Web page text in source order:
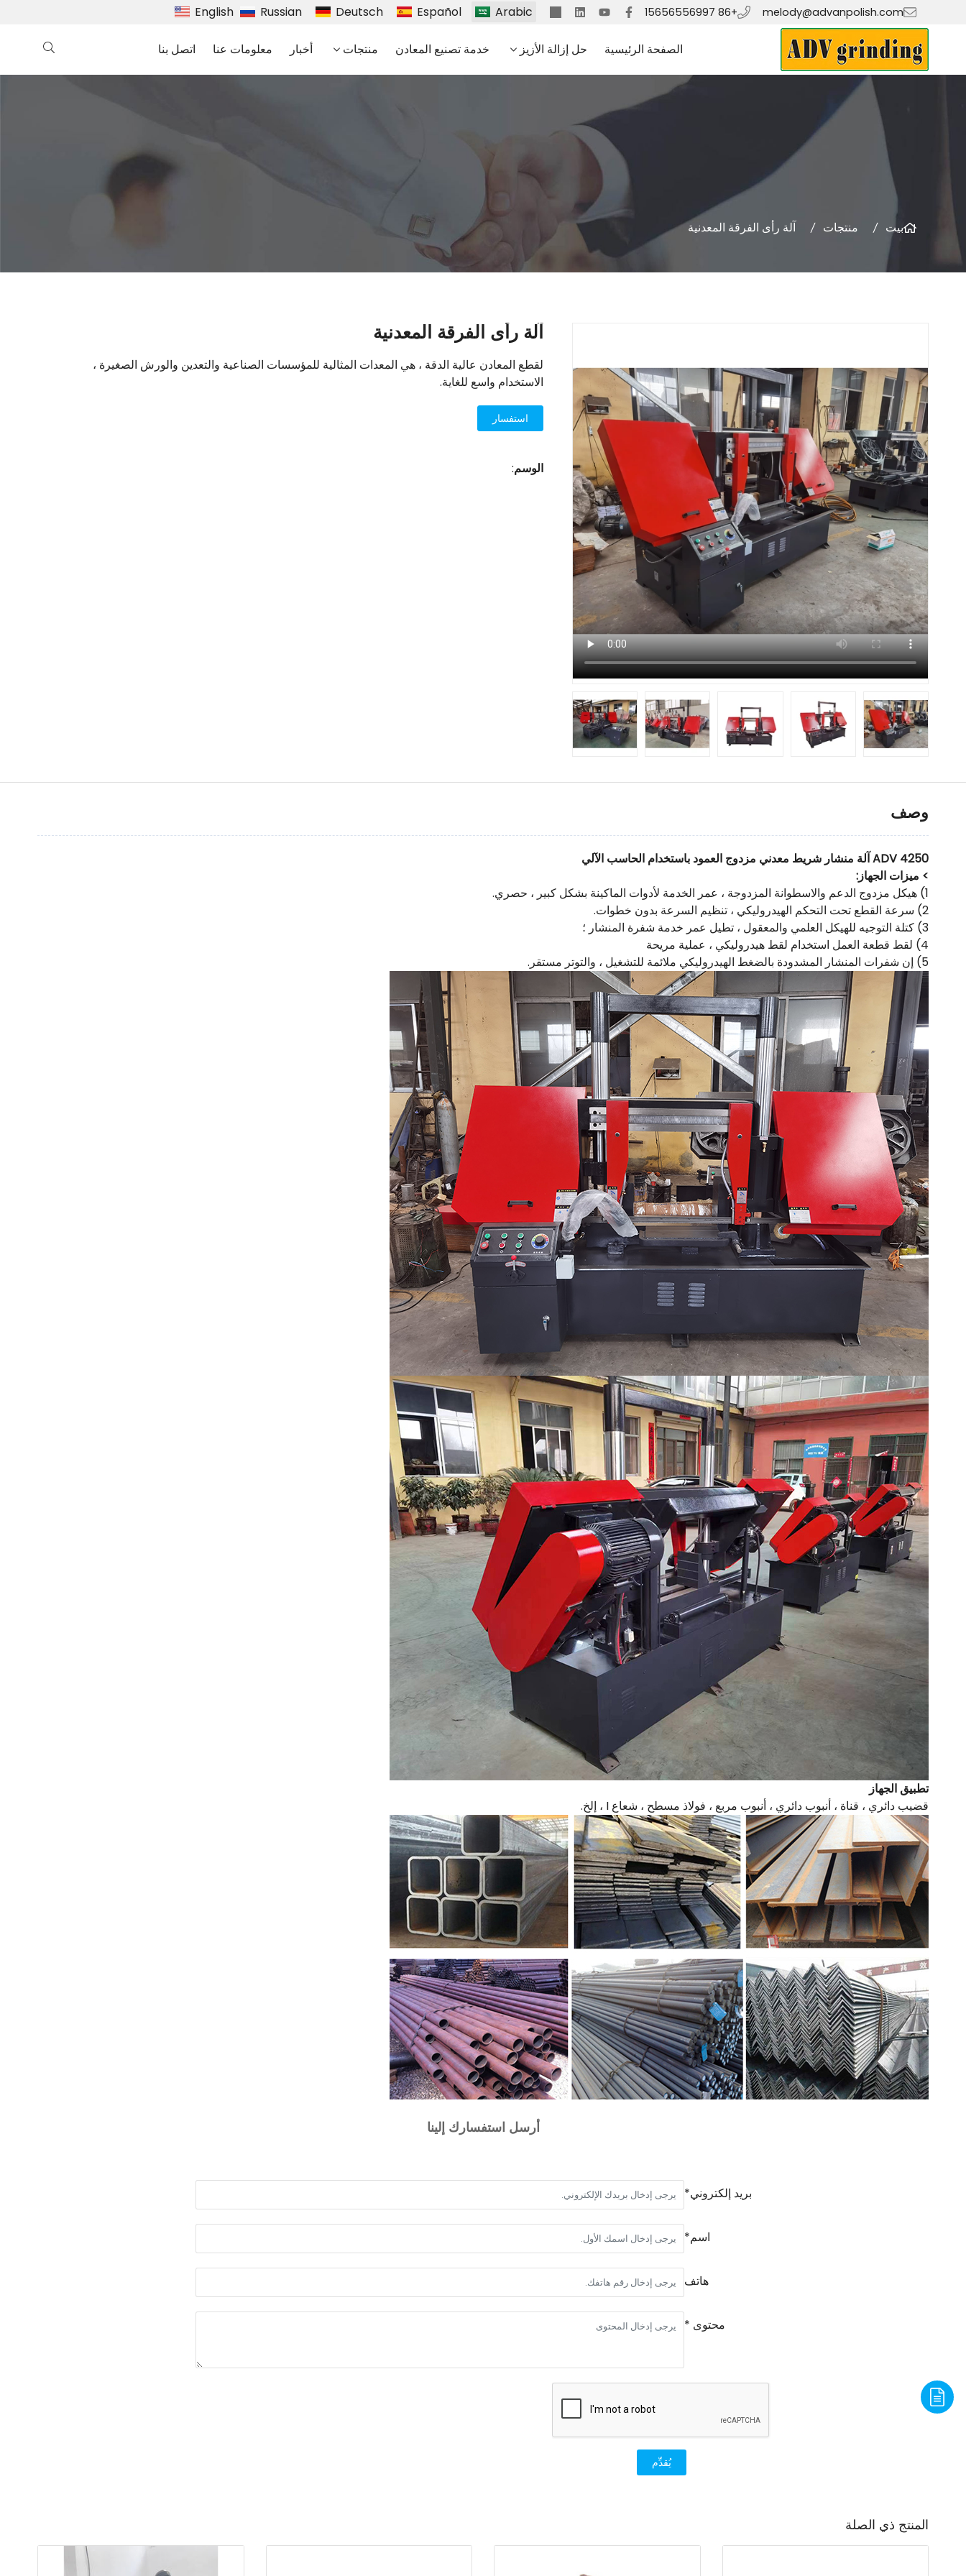
melody@advanpolish.com
+86 15656556997
English Russian Deutsch Español Arabic
الصفحة الرئيسية حل إزالة الأزيز خدمة تصنيع المعادن منتجات أخبار معلومات عنا اتصل بنا
بيت منتجات آلة رأى الفرقة المعدنية
آلة رأى الفرقة المعدنية
لقطع المعادن عالية الدقة ، هي المعدات المثالية للمؤسسات الصناعية والتعدين والورش الصغيرة ،
الاستخدام واسع للغاية.
استفسار
الوسم:
وصف
ADV 4250 آلة منشار شريط معدني مزدوج العمود باستخدام الحاسب الآلي
> ميزات الجهاز:
1) هيكل مزدوج الدعم والاسطوانة المزدوجة ، عمر الخدمة لأدوات الماكينة بشكل كبير ، حصري.
2) سرعة القطع تحت التحكم الهيدروليكي ، تنظيم السرعة بدون خطوات.
3) كتلة التوجيه للهيكل العلمي والمعقول ، تطيل عمر خدمة شفرة المنشار ؛
4) لقط قطعة العمل استخدام لقط هيدروليكي ، عملية مريحة
5) إن شفرات المنشار المشدودة بالضغط الهيدروليكي ملائمة للتشغيل ، والتوتر مستقر.
تطبيق الجهاز
قضيب دائري ، قناة ، أنبوب دائري ، أنبوب مربع ، فولاذ مسطح ، شعاع I ، إلخ.
أرسل استفسارك إلينا
بريد إلكتروني*
اسم*
هاتف
محتوى *
يُقدِّم
المنتج ذي الصلة